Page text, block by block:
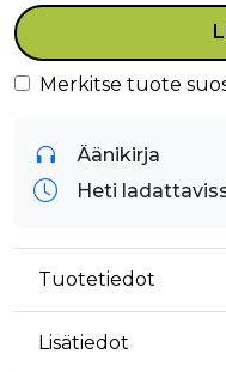
Merkitse tuote
Äänikirja
Heti
Tuotetiedot
Lisätiedot